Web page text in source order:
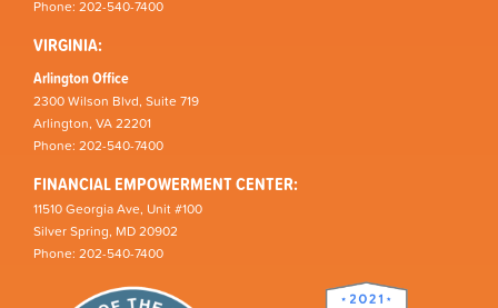
Phone: 202-540-7400
VIRGINIA:
Arlington Office
2300 Wilson Blvd, Suite 719
Arlington, VA 22201
Phone: 202-540-7400
FINANCIAL EMPOWERMENT CENTER:
11510 Georgia Ave, Unit #100
Silver Spring, MD 20902
Phone: 202-540-7400